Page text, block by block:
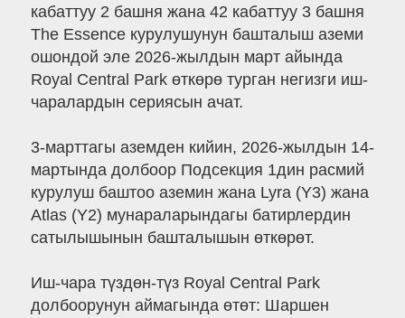
кабаттуу 2 башня жана 42 кабаттуу 3 башня
The Essence курулушунун башталыш аземи
ошондой эле 2026-жылдын март айында
Royal Central Park өткөрө турган негизги иш-
чаралардын сериясын ачат.
3-марттагы аземден кийин, 2026-жылдын 14-
мартында долбоор Подсекция 1дин расмий
курулуш баштоо аземин жана Lyra (Y3) жана
Atlas (Y2) мунараларындагы батирлердин
сатылышынын башталышын өткөрөт.
Иш-чара түздөн-түз Royal Central Park
долбоорунун аймагында өтөт: Шаршен